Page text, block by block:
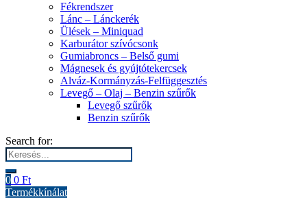
Fékrendszer
Lánc – Lánckerék
Ülések – Miniquad
Karburátor szívócsonk
Gumiabroncs – Belső gumi
Mágnesek és gyújtótekercsek
Alváz-Kormányzás-Felfüggesztés
Levegő – Olaj – Benzin szűrők
Levegő szűrők
Benzin szűrők
Search for:
0 0 Ft
Termékkínálat